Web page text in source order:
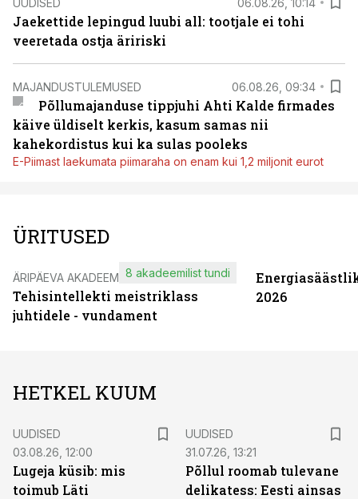
Jaekettide lepingud luubi all: tootjale ei tohi
veeretada ostja äririski
MAJANDUSTULEMUSED 06.08.26, 09:34
Põllumajanduse tippjuhi Ahti Kalde firmades
käive üldiselt kerkis, kasum samas nii
kahekordistus kui ka sulas pooleks
E-Piimast laekumata piimaraha on enam kui 1,2 miljonit eurot
ÜRITUSED
ÄRIPÄEVA AKADEEMIA
Tehisintellekti meistriklass
juhtidele - vundament
8 akadeemilist tundi
2026
HETKEL KUUM
UUDISED
03.08.26, 12:00
Lugeja küsib: mis
toimub Läti
UUDISED
31.07.26, 13:21
Põllul roomab tulevane
delikatess: Eesti ainsas